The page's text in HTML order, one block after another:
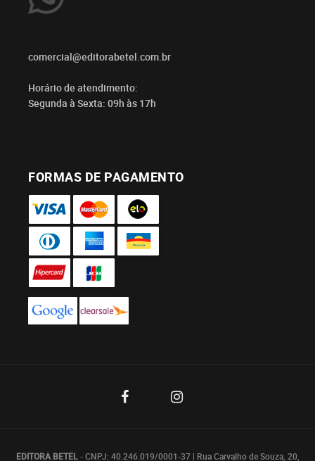
comercial@editorabetel.com.br
Horário de atendimento:
Segunda à Sexta: 09h às 17h
FORMAS DE PAGAMENTO
EDITORA BETEL- CNPJ: 40.246.019/0001-37 | Rua Carvalho de Souza, 20,